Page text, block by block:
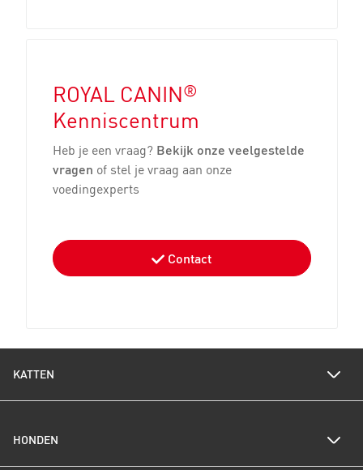
ROYAL CANIN®
Kenniscentrum
Heb je een vraag? Bekijk onze veelgestelde
vragen of stel je vraag aan onze
voedingexperts
Contact
KATTEN
Een gezond gewicht voor je kat
HONDEN